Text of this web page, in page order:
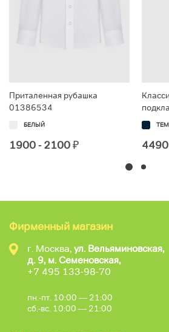
Приталенная рубашка
01386534
БЕЛЫЙ
1900 - 2100₽ 4490
Фирменный магазин
г. Москва, ул. Вельяминовская,
д. 9, м. Семеновская,
+7 495 133-98-70
пн.-пт. 10:00 — 21:00
сб.-вс. 10:00 — 21:00